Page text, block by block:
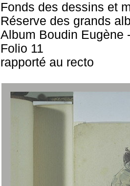
Fonds des dessins et
Réserve des grands
Album Boudin Eugène
Folio 11
rapporté au recto